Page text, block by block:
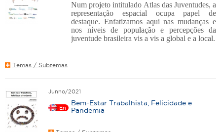
Num projeto intitulado Atlas das Juventudes, a
representação espacial ocupa papel de
destaque. Enfatizamos aqui nas mudanças e
nos níveis de população e percepções da
juventude brasileira vis a vis a global e a local.
Temas / Subtemas
Junho/2021
En
Bem-Estar Trabalhista, Felicidade e
Pandemia